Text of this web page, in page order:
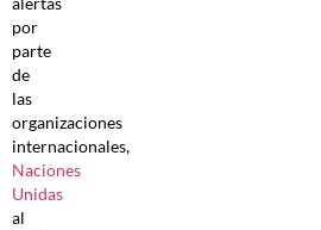
por
parte
de
las
organizaciones
internacionales,
Naciones
Unidas
al